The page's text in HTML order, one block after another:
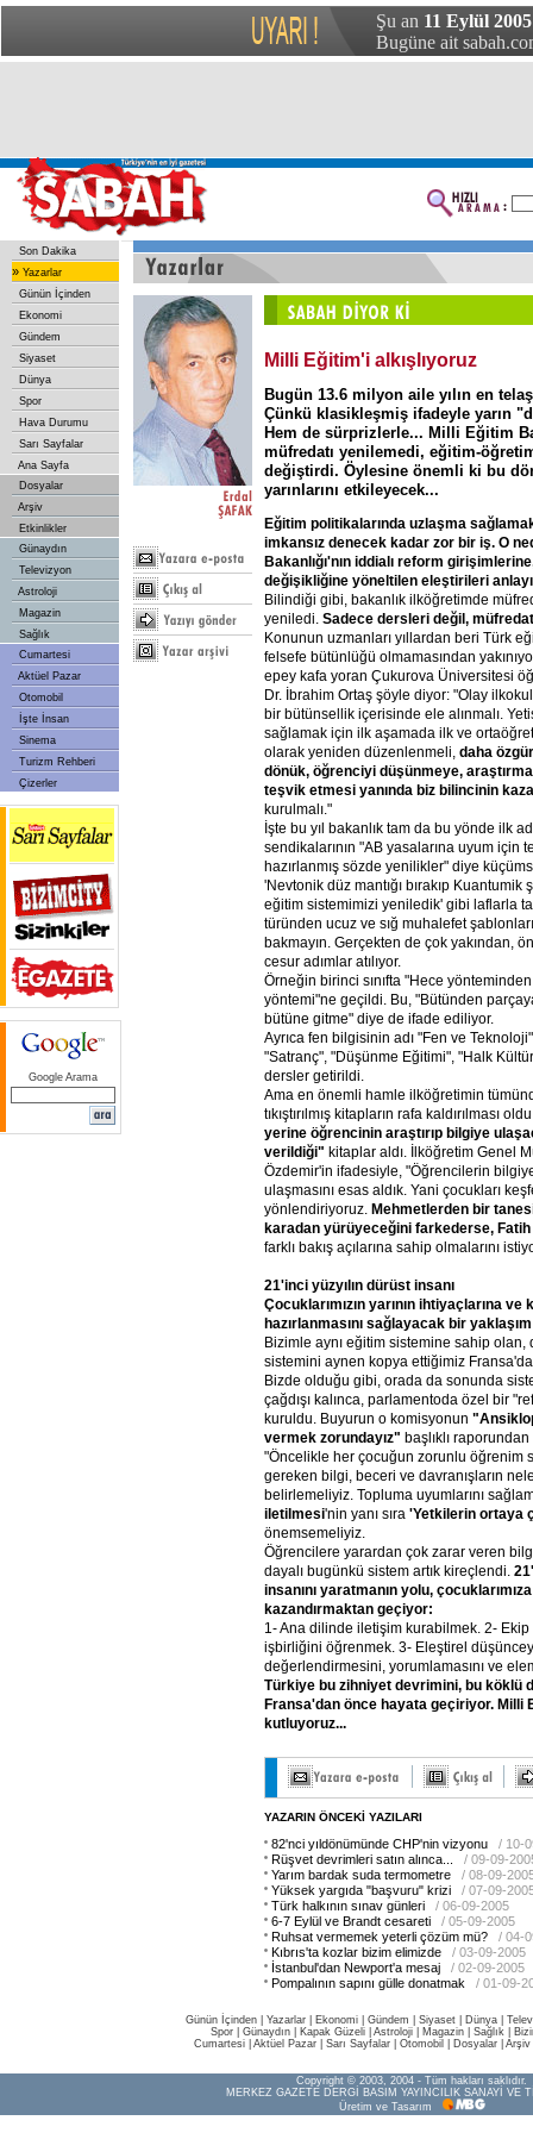
Şu an 11 Eylül
Bugüne ait
Son Dakika
» Yazarlar
Günün İçinden
Ekonomi
Gündem
Siyaset
Dünya
Spor
Hava Durumu
Sarı Sayfalar
Ana Sayfa
Dosyalar
Arşiv
Etkinlikler
Günaydın
Televizyon
Astroloji
Magazin
Sağlık
Cumartesi
Aktüel Pazar
Otomobil
İşte İnsan
Sinema
Turizm Rehberi
Çizerler
Google Arama
Milli Eğitim'i alkışlıyoruz
Bugün 13.6 milyon aile yılın en
Çünkü klasikleşmiş ifadeyle yarın
Hem de sürprizlerle... Milli Eğitim
müfredatı yenilemedi, eğitim-
değiştirdi. Öylesine önemli ki bu
yarınlarını etkileyecek...
Eğitim politikalarında uzlaşma
imkansız denecek kadar zor bir iş. O
Bakanlığı'nın iddialı reform
değişikliğine yöneltilen eleştirileri
Bilindiği gibi, bakanlık ilköğretimde
yeniledi. Sadece dersleri değil,
Konunun uzmanları yıllardan beri Türk
felsefe bütünlüğü olmamasından
epey kafa yoran Çukurova Üniversitesi
Dr. İbrahim Ortaş şöyle diyor: "Olay
bir bütünsellik içerisinde ele alınmalı.
sağlamak için ilk aşamada ilk ve
olarak yeniden düzenlenmeli, daha
dönük, öğrenciyi düşünmeye,
teşvik etmesi yanında biz bilincinin
kurulmalı."
İşte bu yıl bakanlık tam da bu yönde ilk
sendikalarının "AB yasalarına uyum için
hazırlanmış sözde yenilikler" diye
'Nevtonik düz mantığı bırakıp Kuantumik
eğitim sistemimizi yeniledik' gibi laflarla
türünden ucuz ve sığ muhalefet
bakmayın. Gerçekten de çok yakından,
cesur adımlar atılıyor.
Örneğin birinci sınıfta "Hece
yöntemi"ne geçildi. Bu, "Bütünden
bütüne gitme" diye de ifade ediliyor.
Ayrıca fen bilgisinin adı "Fen ve
"Satranç", "Düşünme Eğitimi", "Halk
dersler getirildi.
Ama en önemli hamle ilköğretimin
tıkıştırılmış kitapların rafa kaldırılması
yerine öğrencinin araştırıp bilgiye
verildiği" kitaplar aldı. İlköğretim Genel
Özdemir'in ifadesiyle, "Öğrencilerin
ulaşmasını esas aldık. Yani çocukları
yönlendiriyoruz. Mehmetlerden bir
karadan yürüyeceğini farkederse, Fatih
farklı bakış açılarına sahip olmalarını
21'inci yüzyılın dürüst insanı
Çocuklarımızın yarının ihtiyaçlarına ve
hazırlanmasını sağlayacak bir yaklaşım
Bizimle aynı eğitim sistemine sahip
sistemini aynen kopya ettiğimiz
Bizde olduğu gibi, orada da sonunda
çağdışı kalınca, parlamentoda özel bir
kuruldu. Buyurun o komisyonun
vermek zorundayız" başlıklı
"Öncelikle her çocuğun zorunlu öğrenim
gereken bilgi, beceri ve davranışların
belirlemeliyiz. Topluma uyumlarını
iletilmesi'nin yanı sıra 'Yetkilerin ortaya
önemsemeliyiz.
Öğrencilere yarardan çok zarar veren
dayalı bugünkü sistem artık kireçlendi.
insanını yaratmanın yolu, çocuklarımıza
kazandırmaktan geçiyor:
1- Ana dilinde iletişim kurabilmek. 2- Ekip
işbirliğini öğrenmek. 3- Eleştirel
değerlendirmesini, yorumlamasını ve
Türkiye bu zihniyet devrimini, bu köklü
Fransa'dan önce hayata geçiriyor. Milli
kutluyoruz...
YAZARIN ÖNCEKİ YAZILARI
82'nci yıldönümünde CHP'nin vizyonu
/ 10-
Rüşvet devrimleri satın alınca...
/ 09-09-
Yarım bardak suda termometre
/ 08-09-
Yüksek yargıda "başvuru" krizi
/ 07-09-
Türk halkının sınav günleri
/ 06-09-2005
6-7 Eylül ve Brandt cesareti
/ 05-09-2005
Ruhsat vermemek yeterli çözüm mü?
/ 04-
Kıbrıs'ta kozlar bizim elimizde
/ 03-09-2005
İstanbul'dan Newport'a mesaj
/ 02-09-2005
Pompalının sapını gülle donatmak
/ 01-09-
Günün İçinden Yazarlar Ekonomi Gündem Siyaset Dünya |
Spor
Günaydın Kapak Güzeli Astroloji Magazin Sağlık
Cumartesi| Aktüel Pazar| Sarı Sayfalar| Otomobil Dosyalar| Arşiv
Copyright © 2003, 2004 - Tüm hakları saklıdır.
MERKEZ GAZETE DERGİ BASIM YAYINCILIK SANAYİ VE
Üretim ve Tasarım